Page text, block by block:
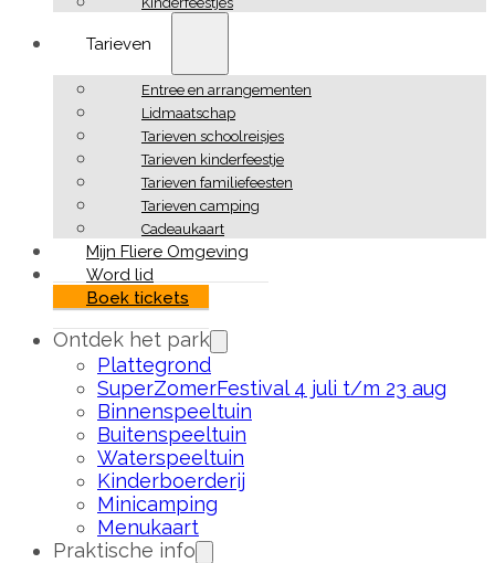
Tarieven
Entree en arrangementen
Lidmaatschap
Tarieven schoolreisjes
Tarieven kinderfeestje
Tarieven familiefeesten
Tarieven camping
Cadeaukaart
Mijn Fliere Omgeving
Word lid
Boek tickets
Ontdek het park
Plattegrond
SuperZomerFestival 4 juli t/m 23 aug
Binnenspeeltuin
Buitenspeeltuin
Waterspeeltuin
Kinderboerderij
Minicamping
Menukaart
Praktische info